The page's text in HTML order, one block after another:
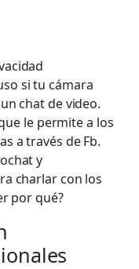
si tu cámara
chat de video.
le permite a los
a través de Fb.
y
charlar con los
por qué?